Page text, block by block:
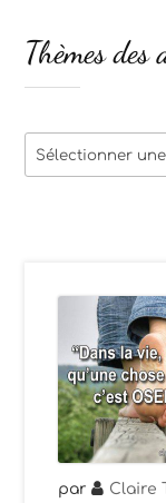
par Claire
Thèmes des
Thèmes
des